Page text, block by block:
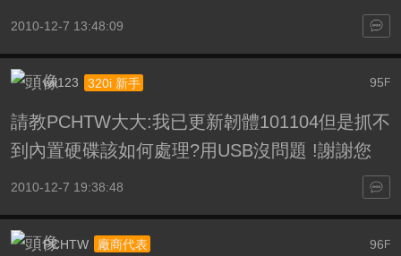
2010-12-7 13:48:09
95 F
wii123 320i 新手
請教PCHTW大大:我已更新韌體101104但是抓不
到內置硬碟該如何處理?用USB沒問題 !謝謝您
2010-12-7 19:38:48
96F
PCHTW 廠商代表